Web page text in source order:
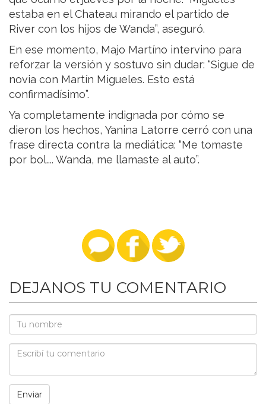
estaba en el Chateau mirando el partido de
River con los hijos de Wanda”, aseguró.
En ese momento, Majo Martíno intervino para
reforzar la versión y sostuvo sin dudar: “Sigue de
novia con Martín Migueles. Esto está
confirmadísimo”.
Ya completamente indignada por cómo se
dieron los hechos, Yanina Latorre cerró con una
frase directa contra la mediática: “Me tomaste
por bol.... Wanda, me llamaste al auto”.
DEJANOS TU COMENTARIO